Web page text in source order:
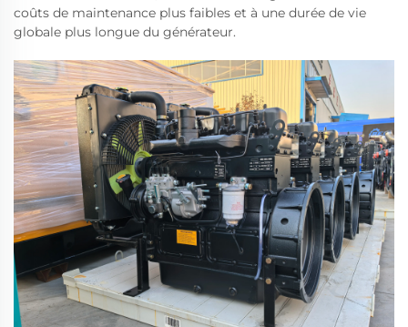
coûts de maintenance plus faibles et à une durée de vie
globale plus longue du générateur.